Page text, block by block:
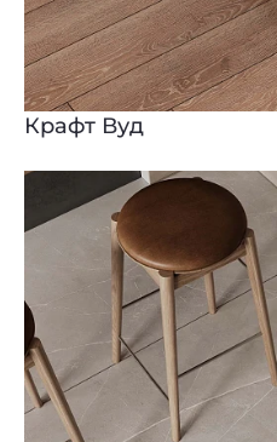
Крафт Вуд